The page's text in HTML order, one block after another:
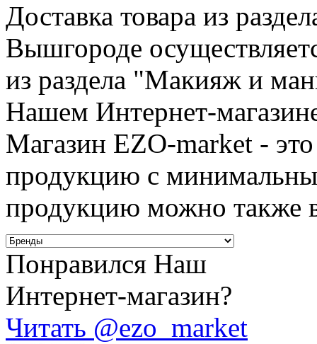
Доставка товара из
Вышгороде
из раздела "Макияж и
Нашем Интернет-
Магазин EZO-market -
продукцию с
продукцию можно также
Понравился Наш
Интернет-магазин?
Читать @ezo_market